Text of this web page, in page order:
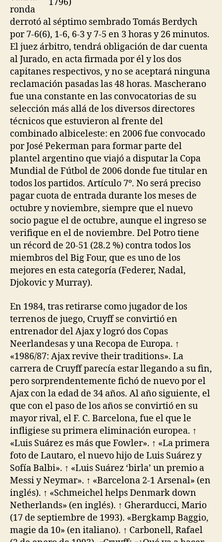
ronda
derrotó al séptimo sembrado Tomás Berdych
por 7-6(6), 1-6, 6-3 y 7-5 en 3 horas y 26 minutos.
El juez árbitro, tendrá obligación de dar cuenta
al Jurado, en acta firmada por él y los dos
capitanes respectivos, y no se aceptará ninguna
reclamación pasadas las 48 horas. Mascherano
fue una constante en las convocatorias de su
selección más allá de los diversos directores
técnicos que estuvieron al frente del
combinado albiceleste: en 2006 fue convocado
por José Pekerman para formar parte del
plantel argentino que viajó a disputar la Copa
Mundial de Fútbol de 2006 donde fue titular en
todos los partidos. Artículo 7º. No será preciso
pagar cuota de entrada durante los meses de
octubre y noviembre, siempre que el nuevo
socio pague el de octubre, aunque el ingreso se
verifique en el de noviembre. Del Potro tiene
un récord de 20-51 (28.2 %) contra todos los
miembros del Big Four, que es uno de los
mejores en esta categoría (Federer, Nadal,
Djokovic y Murray).
En 1984, tras retirarse como jugador de los
terrenos de juego, Cruyff se convirtió en
entrenador del Ajax y logró dos Copas
Neerlandesas y una Recopa de Europa. ↑
«1986/87: Ajax revive their traditions». La
carrera de Cruyff parecía estar llegando a su fin,
pero sorprendentemente fichó de nuevo por el
Ajax con la edad de 34 años. Al año siguiente, el
que con el paso de los años se convirtió en su
mayor rival, el F. C. Barcelona, fue el que le
infligiese su primera eliminación europea. ↑
«Luis Suárez es más que Fowler». ↑ «La primera
foto de Lautaro, el nuevo hijo de Luis Suárez y
Sofía Balbi». ↑ «Luis Suárez ‘birla’ un premio a
Messi y Neymar». ↑ «Barcelona 2-1 Arsenal» (en
inglés). ↑ «Schmeichel helps Denmark down
Netherlands» (en inglés). ↑ Gherarducci, Mario
(17 de septiembre de 1993). «Bergkamp Baggio,
magie da 10» (en italiano). ↑ Carbonell, Rafael